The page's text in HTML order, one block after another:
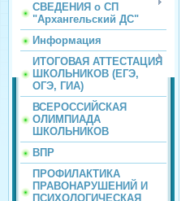
СВЕДЕНИЯ о СП
"Архангельский ДС"
Информация
ИТОГОВАЯ АТТЕСТАЦИЯ
ШКОЛЬНИКОВ (ЕГЭ,
ОГЭ, ГИА)
ВСЕРОССИЙСКАЯ
ОЛИМПИАДА
ШКОЛЬНИКОВ
ВПР
ПРОФИЛАКТИКА
ПРАВОНАРУШЕНИЙ И
ПСИХОЛОГИЧЕСКАЯ